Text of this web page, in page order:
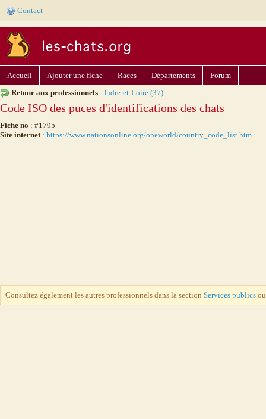
Contact
Accueil Ajouter une fiche Races Départements
Forum
Retour aux professionnels : Indre-et-Loire (37)
Code ISO des puces d'identifications des chats
Fiche no : #1795
Site internet: https://www.nationsonline.org/oneworld/country_code_list.htm
Consultez également les autres professionnels dans la section Services publics